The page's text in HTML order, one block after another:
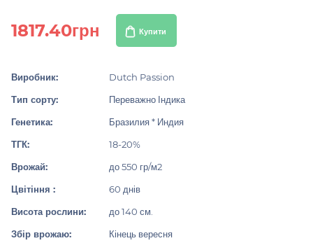
1817.40грн Купити
Виробник:
Dutch Passion
Тип сорту:
Переважно Індика
Генетика:
Бразилия * Индия
ТГК:
18-20%
Врожай:
до 550 гр/м2
Цвітіння :
60 днів
Висота рослини:
до 140 см.
Збір врожаю:
Кінець вересня